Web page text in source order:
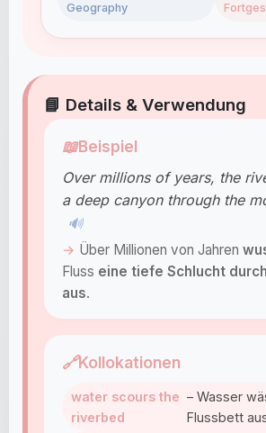
Geography
📘 Details & Verwendung
📖Beispiel
Over millions of years, the
a deep canyon through the
🔊
Über Millionen von Jahren
Fluss eine tiefe Schlucht
aus.
🔗Kollokationen
water scours the
riverbed
– Wasser
Flussbett